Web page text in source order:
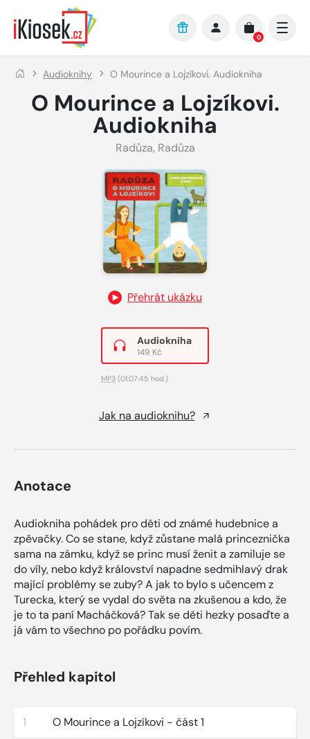
Přejít na hlavní obsah
0
Audioknihy O Mourince a Lojzíkovi. Audiokniha
O Mourince a Lojzíkovi.
Audiokniha
Radůza, Radůza
Přehrát ukázku
Audiokniha
149 Kč
MP3 (01:07:45 hod.)
Jak na audioknihu?
Anotace
Audiokniha pohádek pro děti od známé hudebnice a
zpěvačky. Co se stane, když zůstane malá princeznička
sama na zámku, když se princ musí ženit a zamiluje se
do víly, nebo když království napadne sedmihlavý drak
mající problémy se zuby? A jak to bylo s učencem z
Turecka, který se vydal do světa na zkušenou a kdo, že
je to ta paní Macháčková? Tak se děti hezky posaďte a
já vám to všechno po pořádku povím.
Přehled kapitol
1 O Mourince a Lojzíkovi - část 1